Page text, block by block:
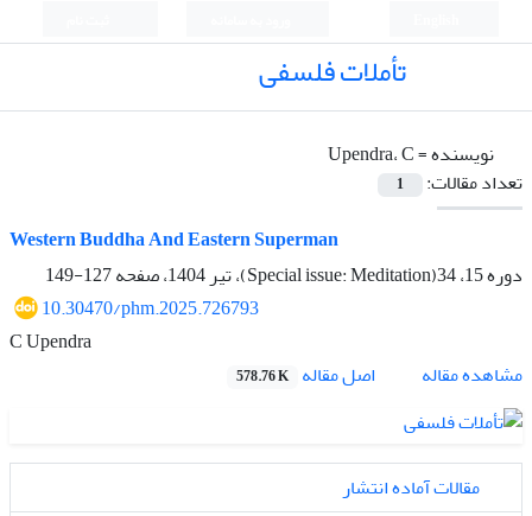
تأملات فلسفی
نویسنده =Upendra، C
تعداد مقالات:
1
Western Buddha And Eastern Superman
دوره 15، 34(Special issue: Meditation)، تیر 1404، صفحه
127-149
10.30470/phm.2025.726793
C Upendra
مشاهده مقاله
اصل مقاله 578.76 K
مقالات آماده انتشار